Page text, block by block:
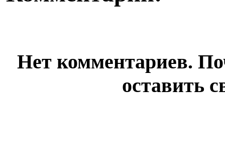
Нет комментариев.
оставить